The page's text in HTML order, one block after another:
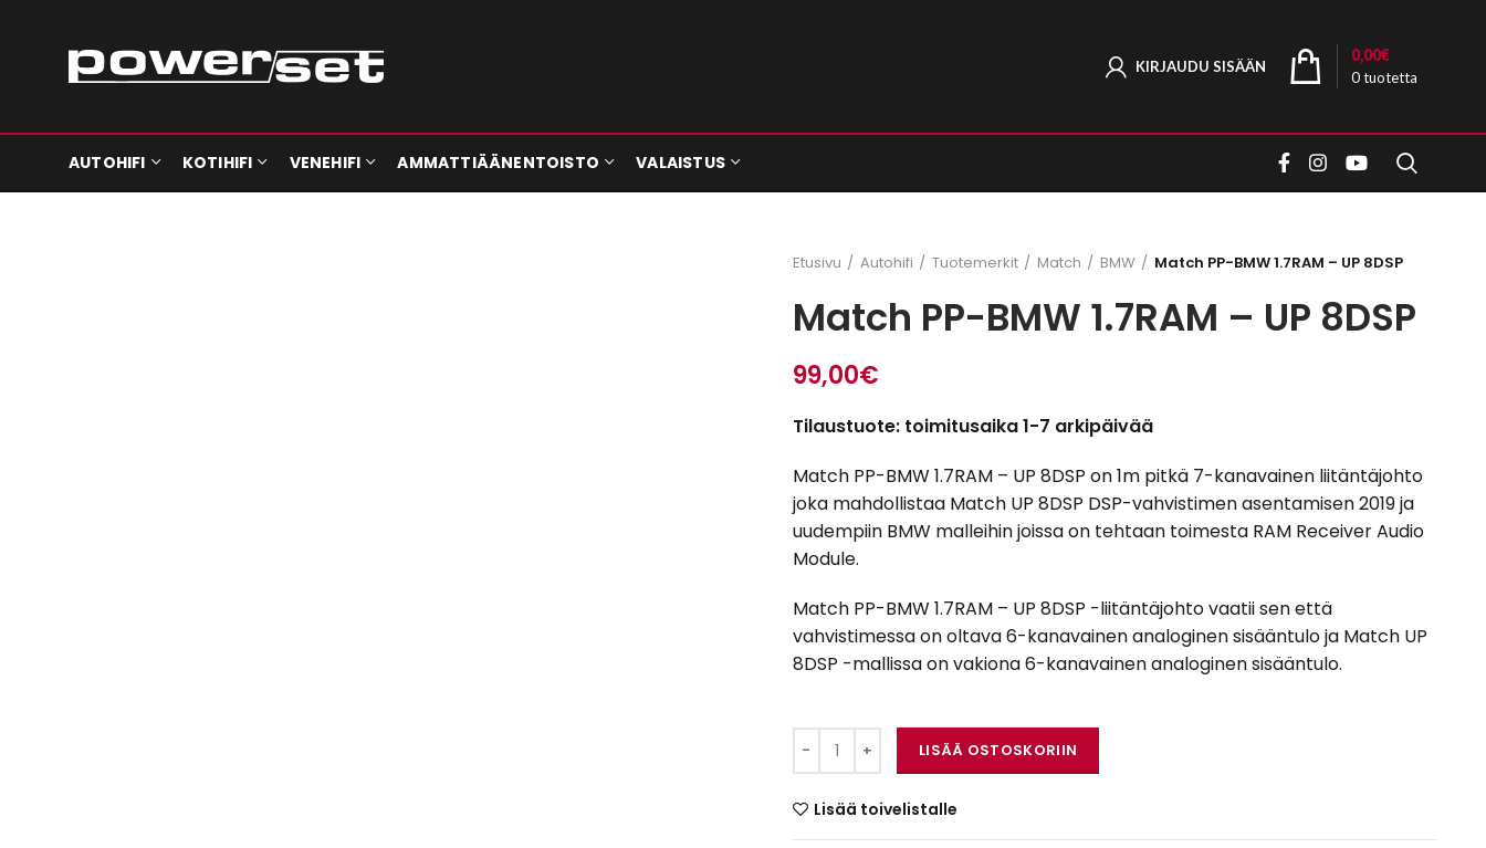
KIRJAUDU SISÄÄN
0tuotetta
0,00€
AUTOHIFI KOTIHIFI VENEHIFI AMMATTIÄÄNENTOISTO VALAISTUS
Etusivu Autohifi Tuotemerkit Match BMW Match PP-BMW 1.7RAM – UP 8DSP
Match PP-BMW 1.7RAM – UP 8DSP
99,00€
Tilaustuote: toimitusaika 1-7 arkipäivää
Match PP-BMW 1.7RAM – UP 8DSP on 1m pitkä 7-kanavainen liitäntäjohto
joka mahdollistaa Match UP 8DSP DSP-vahvistimen asentamisen 2019 ja
uudempiin BMW malleihin joissa on tehtaan toimesta RAM Receiver Audio
Module.
Match PP-BMW 1.7RAM – UP 8DSP -liitäntäjohto vaatii sen että
vahvistimessa on oltava 6-kanavainen analoginen sisääntulo ja Match UP
8DSP -mallissa on vakiona 6-kanavainen analoginen sisääntulo.
Match PP-BMW 1.7RAM - UP 8DSP määrä
LISÄÄ OSTOSKORIIN
Lisää toivelistalle